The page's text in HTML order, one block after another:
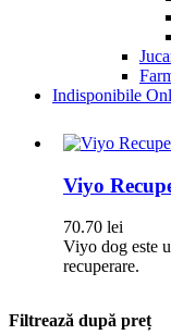
Indisponibile
Viyo
70.70 lei
Viyo dog este
recuperare.
Filtrează după preț